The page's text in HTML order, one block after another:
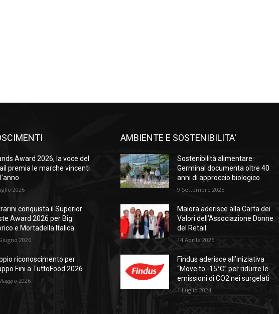
Award 2026, la voce del
premia le marche vincenti
2026
conquista il Superior
Award 2026 per Big
e Mortadella Italica
2026
riconoscimento per
Fini a TuttoFood 2026
2026
AMBIENTE E SOSTENIBILITA'
Sostenibilità alimentare:
Germinal documenta oltre 40
anni di approccio biologico
9 Settembre 2025
Maiora aderisce alla Carta dei
Valori dell’Associazione Donne
del Retail
14 Aprile 2025
Findus aderisce all’iniziativa
“Move to -15°C” per ridurre le
emissioni di CO2 nei surgelati
1 Luglio 2024